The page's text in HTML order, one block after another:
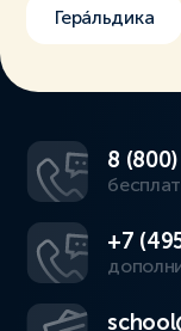
Герáльдика
8
+7